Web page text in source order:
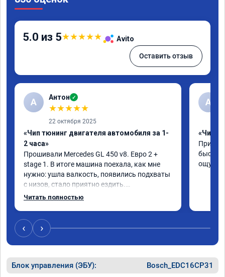
5.0 из 5★★★★★ Avito
Оставить отзыв
А Антон ✓
★★★★★
22 октября 2025
«Чип тюнинг двигателя автомобиля за 1-
2 часа»
Прошивали Mercedes GL 450 v8. Евро 2 +
stage 1. В итоге машина поехала, как мне
нужно: ушла валкость, появились подхваты
с низов, стало приятно ездить.
Одни из лучших трат, в авто! 🔥
Читать полностью
A
«Чип
‹ ›
Блок управления (ЭБУ): Bosch_EDC16CP31